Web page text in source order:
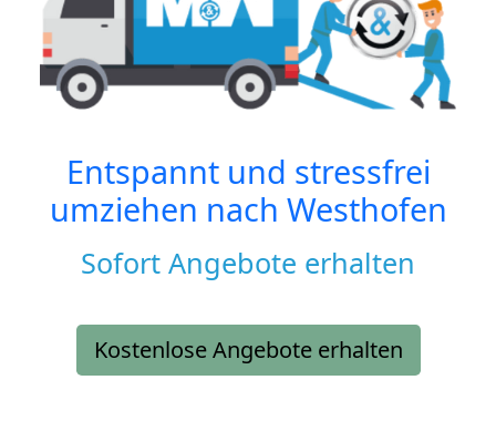
Entspannt und stressfrei
umziehen nach Westhofen
Sofort Angebote erhalten
Kostenlose Angebote erhalten